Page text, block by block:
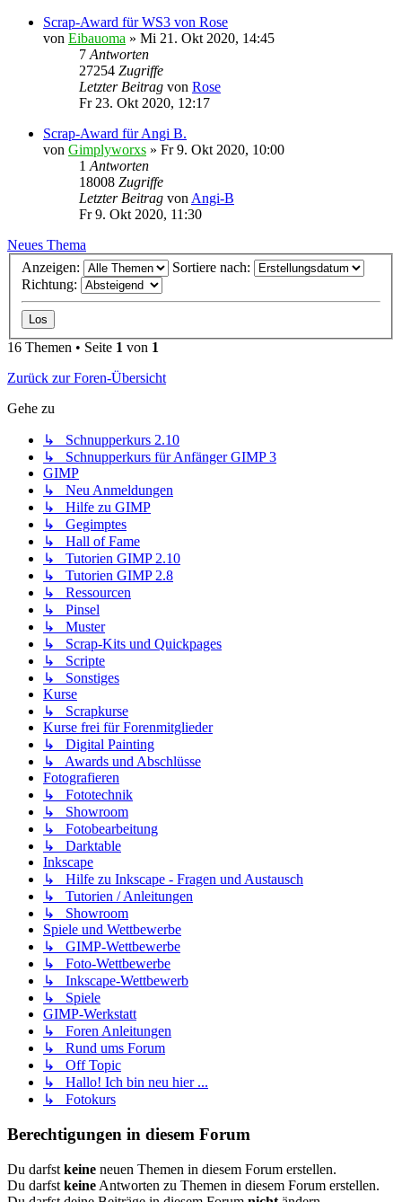
Scrap-Award für WS3 von Rose
von Eibauoma » Mi 21. Okt 2020, 14:45
7 Antworten
27254 Zugriffe
Letzter Beitrag von Rose
Fr 23. Okt 2020, 12:17
Scrap-Award für Angi B.
von Gimplyworxs » Fr 9. Okt 2020, 10:00
1 Antworten
18008 Zugriffe
Letzter Beitrag von Angi-B
Fr 9. Okt 2020, 11:30
Neues Thema
Anzeigen:
Sortiere nach:
Richtung:
16 Themen • Seite 1 von 1
Zurück zur Foren-Übersicht
Gehe zu
↳ Schnupperkurs 2.10
↳ Schnupperkurs für Anfänger GIMP 3
GIMP
↳ Neu Anmeldungen
↳ Hilfe zu GIMP
↳ Gegimptes
↳ Hall of Fame
↳ Tutorien GIMP 2.10
↳ Tutorien GIMP 2.8
↳ Ressourcen
↳ Pinsel
↳ Muster
↳ Scrap-Kits und Quickpages
↳ Scripte
↳ Sonstiges
Kurse
↳ Scrapkurse
Kurse frei für Forenmitglieder
↳ Digital Painting
↳ Awards und Abschlüsse
Fotografieren
↳ Fototechnik
↳ Showroom
↳ Fotobearbeitung
↳ Darktable
Inkscape
↳ Hilfe zu Inkscape - Fragen und Austausch
↳ Tutorien / Anleitungen
↳ Showroom
Spiele und Wettbewerbe
↳ GIMP-Wettbewerbe
↳ Foto-Wettbewerbe
↳ Inkscape-Wettbewerb
↳ Spiele
GIMP-Werkstatt
↳ Foren Anleitungen
↳ Rund ums Forum
↳ Off Topic
↳ Hallo! Ich bin neu hier ...
↳ Fotokurs
Berechtigungen in diesem Forum
Du darfst keine neuen Themen in diesem Forum erstellen.
Du darfst keine Antworten zu Themen in diesem Forum erstellen.